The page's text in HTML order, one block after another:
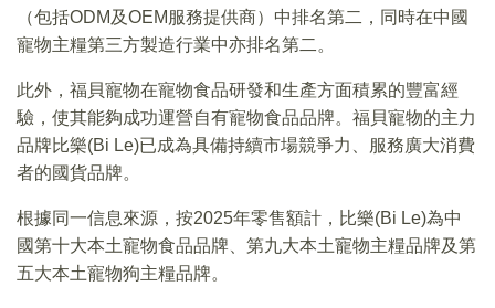
（包括ODM及OEM服務提供商）中排名第二，同時在中國
寵物主糧第三方製造行業中亦排名第二。
此外，福貝寵物在寵物食品研發和生產方面積累的豐富經
驗，使其能夠成功運營自有寵物食品品牌。福貝寵物的主力
品牌比樂(Bi Le)已成為具備持續市場競爭力、服務廣大消費
者的國貨品牌。
根據同一信息來源，按2025年零售額計，比樂(Bi Le)為中
國第十大本土寵物食品品牌、第九大本土寵物主糧品牌及第
五大本土寵物狗主糧品牌。